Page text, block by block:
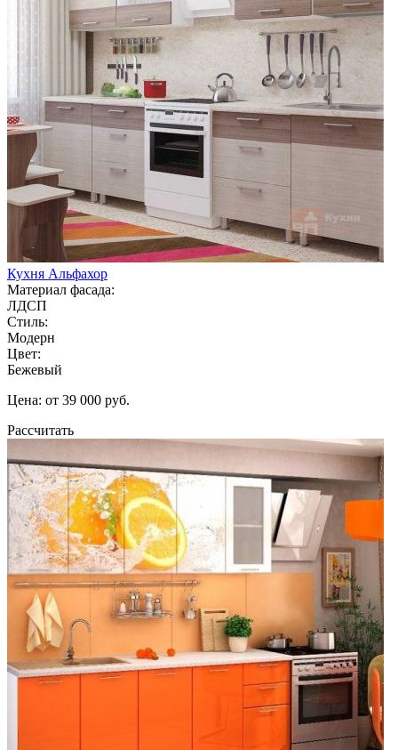
Кухня Альфахор
Материал фасада:
ЛДСП
Стиль:
Модерн
Цвет:
Бежевый
Цена: от 39 000 руб.
Рассчитать